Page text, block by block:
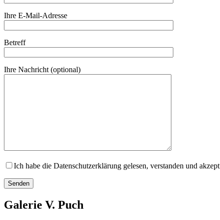
Ihre E-Mail-Adresse
Betreff
Ihre Nachricht (optional)
Ich habe die Datenschutzerklärung gelesen, verstanden und
Galerie V. Puch